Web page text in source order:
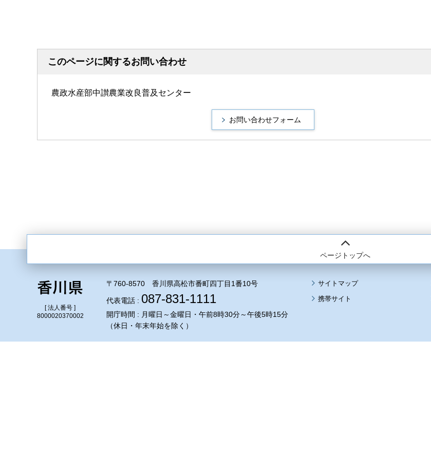
このページに関するお問い合わせ
農政水産部中讃農業改良普及センター
ページトップへ
[ 法人番号 ]
8000020370002
〒760-8570 香川県高松市番町四丁目1番10号
代表電話 : 087-831-1111
開庁時間 : 月曜日～金曜日・午前8時30分～午後5時15分
（休日・年末年始を除く）
サイトマップ
携帯サイト